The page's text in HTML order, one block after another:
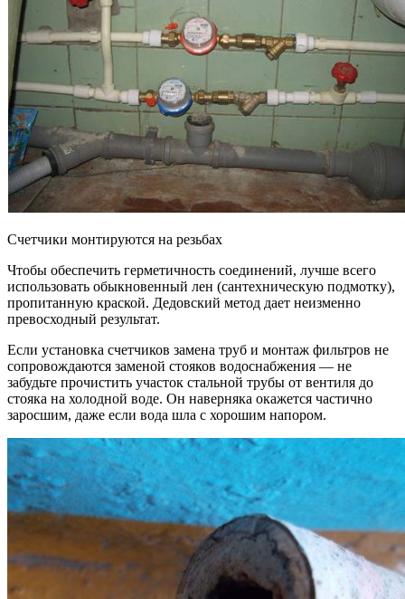
Счетчики монтируются на резьбах
Чтобы обеспечить герметичность соединений, лучше всего
использовать обыкновенный лен (сантехническую подмотку),
пропитанную краской. Дедовский метод дает неизменно
превосходный результат.
Если установка счетчиков замена труб и монтаж фильтров не
сопровождаются заменой стояков водоснабжения — не
забудьте прочистить участок стальной трубы от вентиля до
стояка на холодной воде. Он наверняка окажется частично
заросшим, даже если вода шла с хорошим напором.